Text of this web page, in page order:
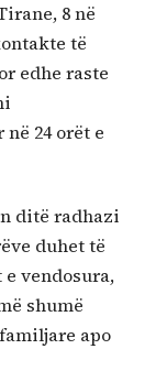
8 në
të
edhe raste
24 orët e
ditë radhazi
duhet të
vendosura,
shumë
apo